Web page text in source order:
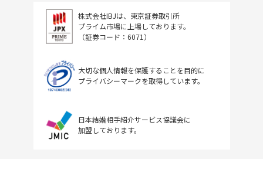
株式会社IBJは、東京証券取引所
プライム市場に上場しております。
（証券コード：6071）
大切な個人情報を保護することを目的に
プライバシーマークを取得しています。
日本結婚相手紹介サービス協議会に
加盟しております。